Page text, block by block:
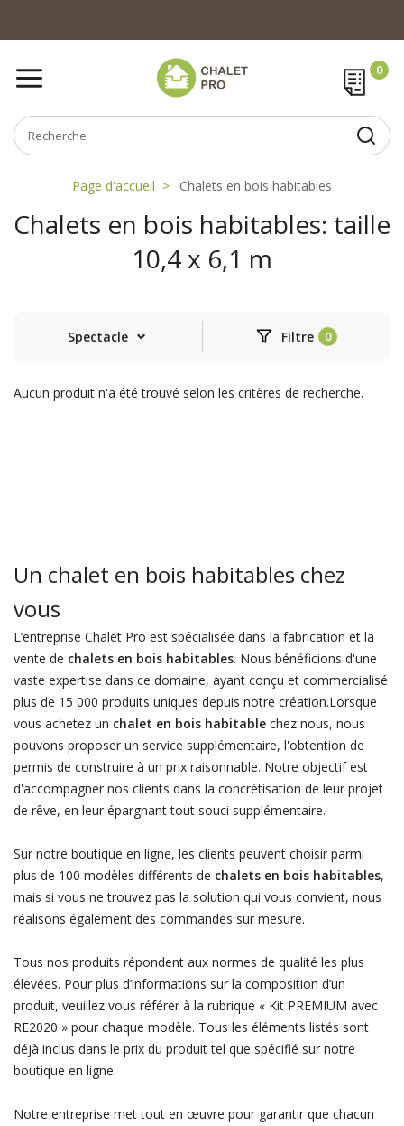
Page d'accueil Chalets en bois habitables
Chalets en bois habitables: taille
10,4 x 6,1 m
Spectacle Filtre
Aucun produit n'a été trouvé selon les critères de recherche.
Un chalet en bois habitables chez
vous
L’entreprise Chalet Pro est spécialisée dans la fabrication et la
vente de chalets en bois habitables. Nous bénéficions d'une
vaste expertise dans ce domaine, ayant conçu et commercialisé
plus de 15 000 produits uniques depuis notre création.Lorsque
vous achetez un chalet en bois habitablechez nous, nous
pouvons proposer un service supplémentaire, l'obtention de
permis de construire à un prix raisonnable. Notre objectif est
d'accompagner nos clients dans la concrétisation de leur projet
de rêve, en leur épargnant tout souci supplémentaire.
Sur notre boutique en ligne, les clients peuvent choisir parmi
plus de 100 modèles différents de chalets en bois habitables,
mais si vous ne trouvez pas la solution qui vous convient, nous
réalisons également des commandes sur mesure.
Tous nos produits répondent aux normes de qualité les plus
élevées. Pour plus d’informations sur la composition d’un
produit, veuillez vous référer à la rubrique « Kit PREMIUM avec
RE2020 » pour chaque modèle. Tous les éléments listés sont
déjà inclus dans le prix du produit tel que spécifié sur notre
boutique en ligne.
Notre entreprise met tout en œuvre pour garantir que chacun